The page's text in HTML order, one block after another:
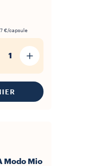
€/capsule
1
Modo Mio